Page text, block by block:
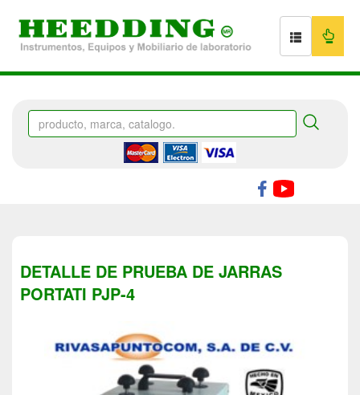
DETALLE DE PRUEBA DE JARRAS
PORTATI PJP-4